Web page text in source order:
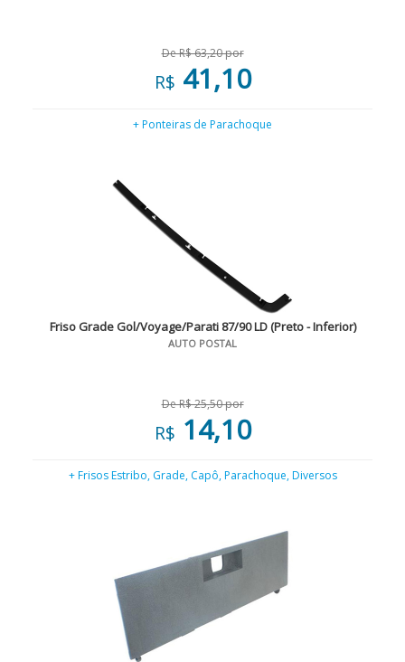
De R$ 63,20 por
R$ 41,10
+ Ponteiras de Parachoque
Friso Grade Gol/Voyage/Parati 87/90 LD (Preto - Inferior)
AUTO POSTAL
De R$ 25,50 por
R$ 14,10
+ Frisos Estribo, Grade, Capô, Parachoque, Diversos